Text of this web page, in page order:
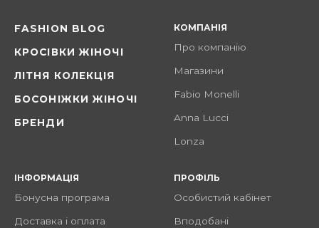
FASHION BLOG
КРОСІВКИ ЖІНОЧІ
ЛІТНЯ КОЛЕКЦІЯ
БОСОНІЖКИ ЖІНОЧІ
БРЕНДИ
КОМПАНІЯ
Про компанію
Магазини
Fabio Monelli
Anna Lucci
Lonza
ІНФОРМАЦІЯ
Бонусна програма
Доставка і оплата
ПРОФІЛЬ
Особистий кабінет
Вподобані